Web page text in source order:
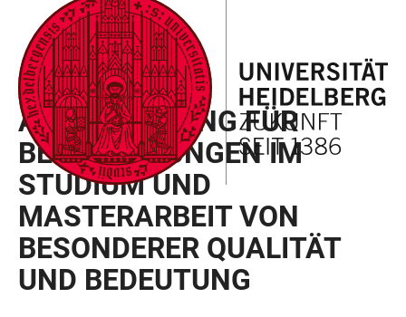
LINKS
ZUR
BARRIEREFREIHEIT
ZUM
HAUPTINHALT
HAUPTNAVIGATION
ÖFFNEN
WEBSEITENSUCHE
ÖFFNEN
MARIE-LUISE JUNG-PREIS
AUSZEICHNUNG FÜR
BESTLEISTUNGEN IM
STUDIUM UND
MASTERARBEIT VON
BESONDERER QUALITÄT
UND BEDEUTUNG